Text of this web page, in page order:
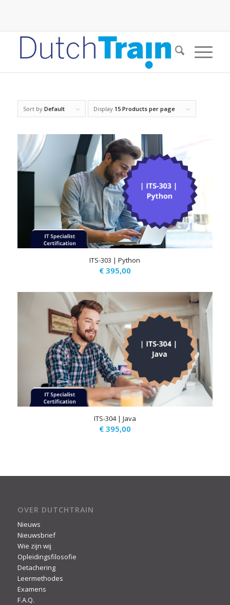
Sort by Default Display 15 Products per page
ITS-303 | Python
€395,00
ITS-304 | Java
€395,00
OVER DUTCHTRAIN
Nieuws
Nieuwsbrief
Wie zijn wij
Opleidingsfilosofie
Detachering
Leermethodes
Examens
F.A.Q.